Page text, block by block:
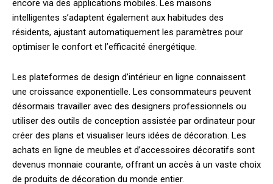
encore via des applications mobiles. Les maisons
intelligentes s’adaptent également aux habitudes des
résidents, ajustant automatiquement les paramètres pour
optimiser le confort et l’efficacité énergétique.
Les plateformes de design d’intérieur en ligne connaissent
une croissance exponentielle. Les consommateurs peuvent
désormais travailler avec des designers professionnels ou
utiliser des outils de conception assistée par ordinateur pour
créer des plans et visualiser leurs idées de décoration. Les
achats en ligne de meubles et d’accessoires décoratifs sont
devenus monnaie courante, offrant un accès à un vaste choix
de produits de décoration du monde entier.